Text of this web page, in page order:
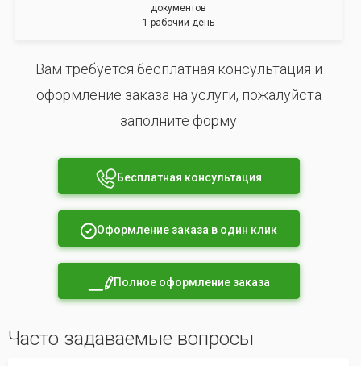
документов
1 рабочий день
Вам требуется бесплатная консультация и
оформление заказа на услуги, пожалуйста
заполните форму
Бесплатная консультация
Оформление заказа в один клик
Полное оформление заказа
Часто задаваемые вопросы